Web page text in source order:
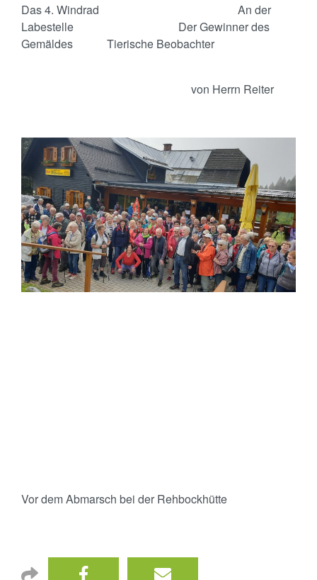
Das 4. Windrad An der
Labestelle Der Gewinner des
Gemäldes Tierische Beobachter
von Herrn Reiter
Vor dem Abmarsch bei der Rehbockhütte